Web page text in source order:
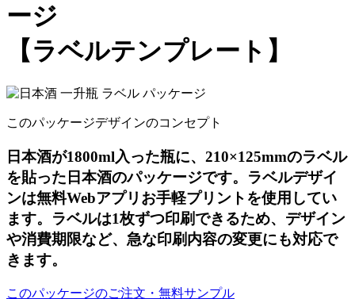
ージ
【ラベルテンプレート】
このパッケージデザインのコンセプト
日本酒が1800ml入った瓶に、210×125mmのラベル
を貼った日本酒のパッケージです。ラベルデザイ
ンは無料Webアプリお手軽プリントを使用してい
ます。ラベルは1枚ずつ印刷できるため、デザイン
や消費期限など、急な印刷内容の変更にも対応で
きます。
このパッケージのご注文・無料サンプル